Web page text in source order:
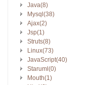
Java(8)
Mysql(38)
Ajax(2)
Jsp(1)
Struts(8)
Linux(73)
JavaScript(40)
Staruml(0)
Mouth(1)